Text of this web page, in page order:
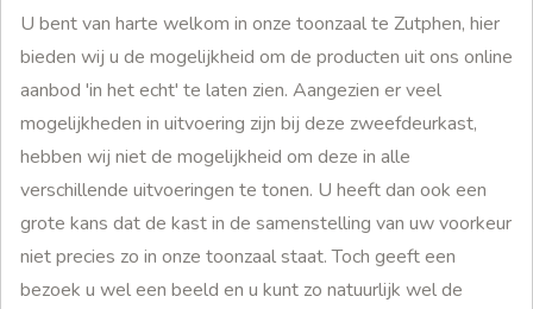
U bent van harte welkom in onze toonzaal te Zutphen, hier
bieden wij u de mogelijkheid om de producten uit ons online
aanbod 'in het echt' te laten zien. Aangezien er veel
mogelijkheden in uitvoering zijn bij deze zweefdeurkast,
hebben wij niet de mogelijkheid om deze in alle
verschillende uitvoeringen te tonen. U heeft dan ook een
grote kans dat de kast in de samenstelling van uw voorkeur
niet precies zo in onze toonzaal staat. Toch geeft een
bezoek u wel een beeld en u kunt zo natuurlijk wel de